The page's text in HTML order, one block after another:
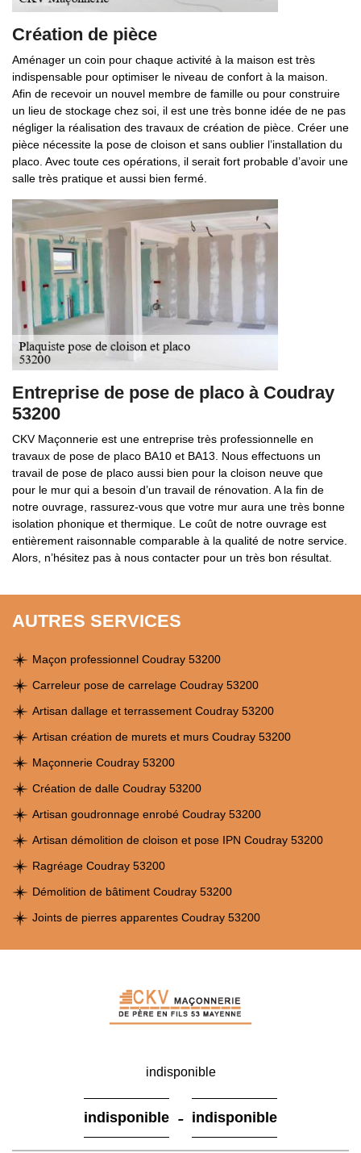
Création de pièce
Aménager un coin pour chaque activité à la maison est très
indispensable pour optimiser le niveau de confort à la maison.
Afin de recevoir un nouvel membre de famille ou pour construire
un lieu de stockage chez soi, il est une très bonne idée de ne pas
négliger la réalisation des travaux de création de pièce. Créer une
pièce nécessite la pose de cloison et sans oublier l’installation du
placo. Avec toute ces opérations, il serait fort probable d’avoir une
salle très pratique et aussi bien fermé.
Entreprise de pose de placo à Coudray
53200
CKV Maçonnerie est une entreprise très professionnelle en
travaux de pose de placo BA10 et BA13. Nous effectuons un
travail de pose de placo aussi bien pour la cloison neuve que
pour le mur qui a besoin d’un travail de rénovation. A la fin de
notre ouvrage, rassurez-vous que votre mur aura une très bonne
isolation phonique et thermique. Le coût de notre ouvrage est
entièrement raisonnable comparable à la qualité de notre service.
Alors, n’hésitez pas à nous contacter pour un très bon résultat.
AUTRES SERVICES
Maçon professionnel Coudray 53200
Carreleur pose de carrelage Coudray 53200
Artisan dallage et terrassement Coudray 53200
Artisan création de murets et murs Coudray 53200
Maçonnerie Coudray 53200
Création de dalle Coudray 53200
Artisan goudronnage enrobé Coudray 53200
Artisan démolition de cloison et pose IPN Coudray 53200
Ragréage Coudray 53200
Démolition de bâtiment Coudray 53200
Joints de pierres apparentes Coudray 53200
indisponible
indisponible - indisponible